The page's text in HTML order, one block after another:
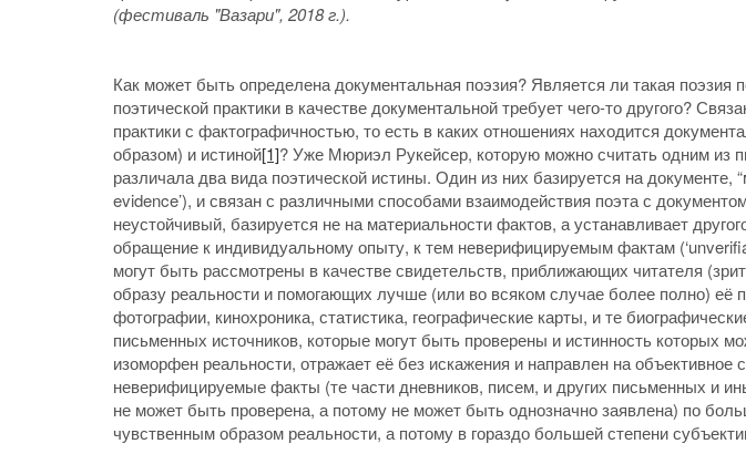
(фестиваль "Вазари", 2018 г.).
Как может быть определена документальная поэзия? Является ли такая поэзия
поэтической практики в качестве документальной требует чего-то другого?
практики с фактографичностью, то есть в каких отношениях находится
образом) и истиной[1]? Уже Мюриэл Рукейсер, которую можно считать одним из
различала два вида поэтической истины. Один из них базируется на документе,
evidence’), и связан с различными способами взаимодействия поэта с
неустойчивый, базируется не на материальности фактов, а устанавливает
обращение к индивидуальному опыту, к тем неверифицируемым фактам
могут быть рассмотрены в качестве свидетельств, приближающих читателя
образу реальности и помогающих лучше (или во всяком случае более полно) её
фотографии, кинохроника, статистика, географические карты, и те
письменных источников, которые могут быть проверены и истинность которых
изоморфен реальности, отражает её без искажения и направлен на объективное
неверифицируемые факты (те части дневников, писем, и других письменных и
не может быть проверена, а потому не может быть однозначно заявлена) по
чувственным образом реальности, а потому в гораздо большей степени